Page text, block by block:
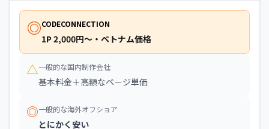
◎CODECONNECTION
1P 2,000円〜・ベトナム価格
△一般的な国内制作会社
基本料金＋高額なページ単価
◎一般的な海外オフショア
とにかく安い